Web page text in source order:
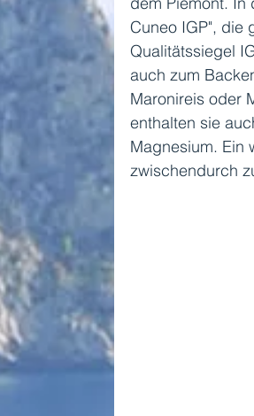
Cuneo IGP", die
Qualitätssiegel
auch zum
Maronireis oder
enthalten sie
Magnesium. Ein
zwischendurch